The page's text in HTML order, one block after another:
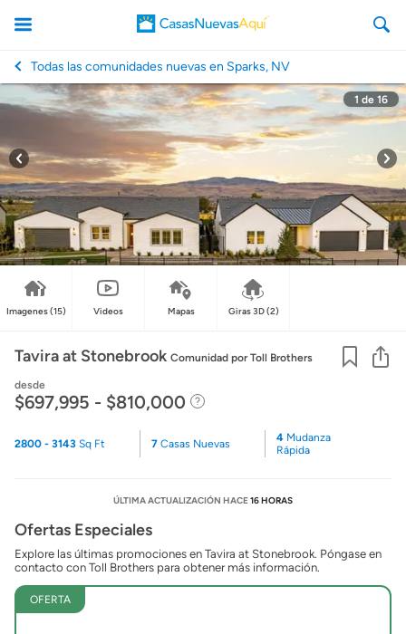
CasasNuevasAqui
Todas las comunidades nuevas en Sparks, NV
1 de 16
Imagenes(15) Videos Mapas Giras 3D(2)
Tavira at Stonebrook Comunidad por Toll Brothers
desde
$697,995 - $810,000
2800 - 3143 Sq Ft 7Casas Nuevas 4 Mudanza
Rápida
ÚLTIMA ACTUALIZACIÓN HACE16 HORAS
Ofertas Especiales
Explore las últimas promociones en Tavira at Stonebrook. Póngase en
contacto con Toll Brothers para obtener más información.
OFERTA